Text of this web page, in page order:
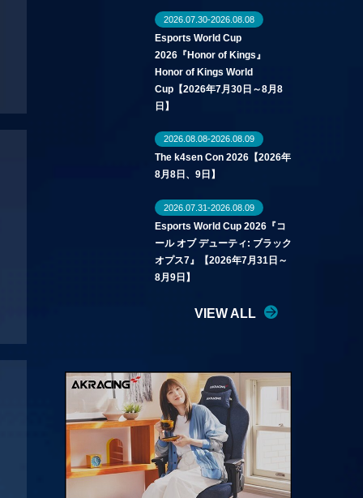
2026.07.30-2026.08.08
Esports World Cup
2026『Honor of Kings』
Honor of Kings World
Cup【2026年7月30日～8月8
日】
2026.08.08-2026.08.09
The k4sen Con 2026【2026年
8月8日、9日】
2026.07.31-2026.08.09
Esports World Cup 2026『コ
ール オブ デューティ: ブラック
オプス7』【2026年7月31日～
8月9日】
VIEW ALL